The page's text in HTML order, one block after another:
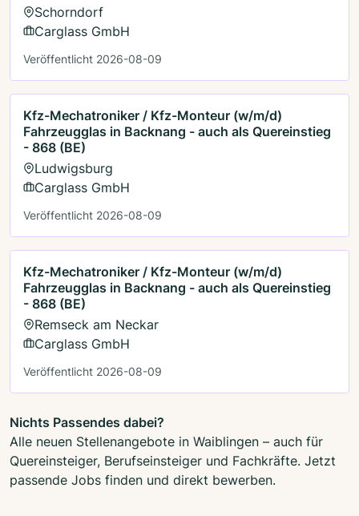
Schorndorf
Carglass GmbH
Veröffentlicht 2026-08-09
Kfz-Mechatroniker / Kfz-Monteur (w/m/d)
Fahrzeugglas in Backnang - auch als Quereinstieg
- 868 (BE)
Ludwigsburg
Carglass GmbH
Veröffentlicht 2026-08-09
Kfz-Mechatroniker / Kfz-Monteur (w/m/d)
Fahrzeugglas in Backnang - auch als Quereinstieg
- 868 (BE)
Remseck am Neckar
Carglass GmbH
Veröffentlicht 2026-08-09
Nichts Passendes dabei?
Alle neuen Stellenangebote in Waiblingen – auch für
Quereinsteiger, Berufseinsteiger und Fachkräfte. Jetzt
passende Jobs finden und direkt bewerben.